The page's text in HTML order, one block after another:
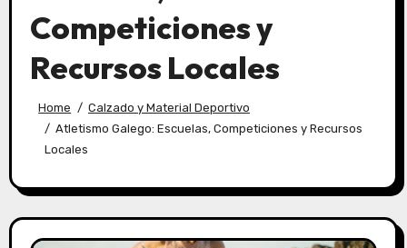
Competiciones y
Recursos Locales
Home
Calzado y Material Deportivo
Atletismo Galego: Escuelas, Competiciones y Recursos
Locales